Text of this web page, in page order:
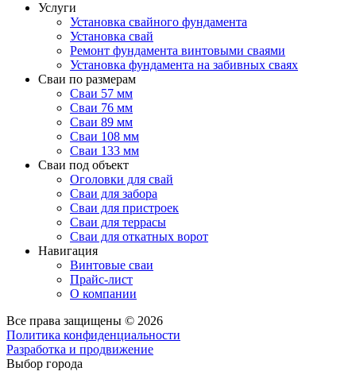
Услуги
Установка свайного фундамента
Установка свай
Ремонт фундамента винтовыми сваями
Установка фундамента на забивных сваях
Сваи по размерам
Сваи 57 мм
Сваи 76 мм
Сваи 89 мм
Сваи 108 мм
Сваи 133 мм
Сваи под объект
Оголовки для свай
Сваи для забора
Сваи для пристроек
Сваи для террасы
Сваи для откатных ворот
Навигация
Винтовые сваи
Прайс-лист
О компании
Все права защищены © 2026
Политика конфиденциальности
Разработка и продвижение
Выбор города